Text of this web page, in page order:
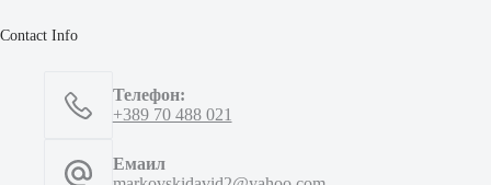
Contact Info
Телефон:
+389 70 488 021
Емаил